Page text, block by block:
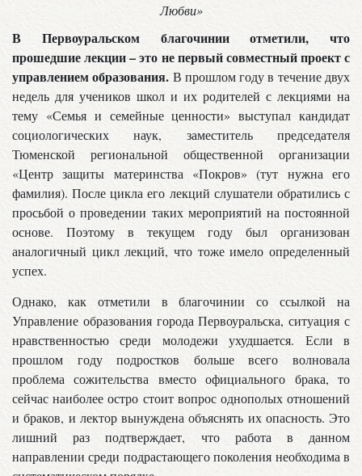
Любви»
В Первоуральском благочинии отметили, что
прошедшие лекции – это не первый совместный проект с
управлением образования. В прошлом году в течение двух
недель для учеников школ и их родителей с лекциями на
тему «Семья и семейные ценности» выступал кандидат
социологических наук, заместитель председателя
Тюменской региональной общественной организации
«Центр защиты материнства «Покров» (тут нужна его
фамилия). После цикла его лекций слушатели обратились с
просьбой о проведении таких мероприятий на постоянной
основе. Поэтому в текущем году был организован
аналогичный цикл лекций, что тоже имело определенный
успех.
Однако, как отметили в благочинии со ссылкой на
Управление образования города Первоуральска, ситуация с
нравственностью среди молодежи ухудшается. Если в
прошлом году подростков больше всего волновала
проблема сожительства вместо официального брака, то
сейчас наиболее остро стоит вопрос однополых отношений
и браков, и лектор вынуждена объяснять их опасность. Это
лишний раз подтверждает, что работа в данном
направлении среди подрастающего поколения необходима в